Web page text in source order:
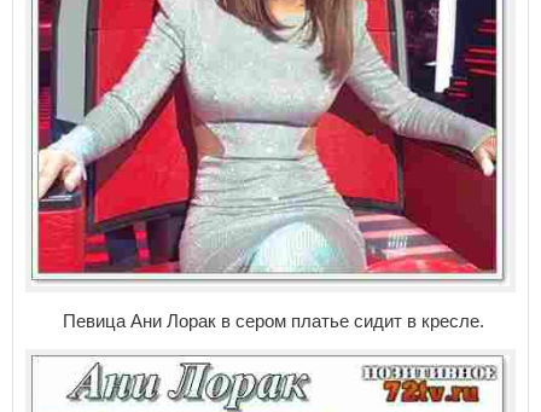
Певица Ани Лорак в сером платье сидит в кресле.